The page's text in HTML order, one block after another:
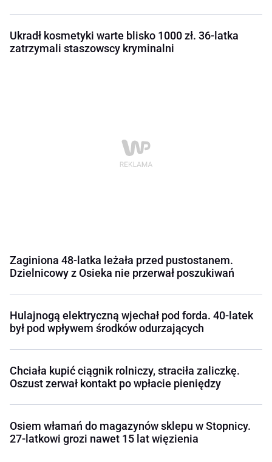
Ukradł kosmetyki warte blisko 1000 zł. 36-latka
zatrzymali staszowscy kryminalni
Zaginiona 48-latka leżała przed pustostanem.
Dzielnicowy z Osieka nie przerwał poszukiwań
Hulajnogą elektryczną wjechał pod forda. 40-latek
był pod wpływem środków odurzających
Chciała kupić ciągnik rolniczy, straciła zaliczkę.
Oszust zerwał kontakt po wpłacie pieniędzy
Osiem włamań do magazynów sklepu w Stopnicy.
27-latkowi grozi nawet 15 lat więzienia